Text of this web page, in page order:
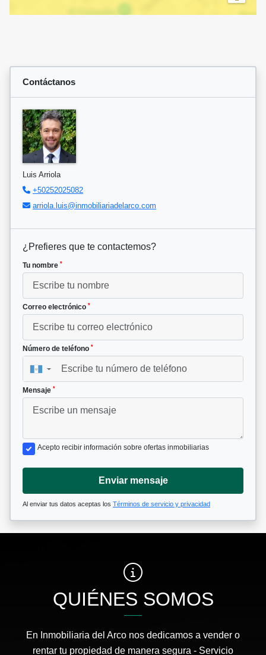
Contáctanos
Luis Arriola
+50252025082
arriola.luis@inmobiliariadelarco.com
¿Prefieres que te contactemos?
Tu nombre *
Correo electrónico *
Número de teléfono *
▼
Mensaje *
Acepto recibir información sobre ofertas inmobiliarias
Enviar mensaje
Al enviar tus datos aceptas los Términos de servicio y privacidad
QUIÉNES SOMOS
En Inmobiliaria del Arco nos dedicamos a vender o
rentar tu propiedad de manera segura - Servicio